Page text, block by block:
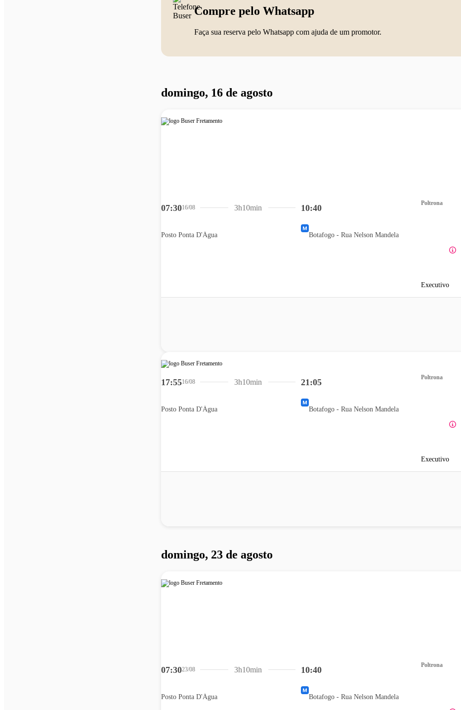
Compre pelo Whatsapp
Faça sua reserva pelo Whatsapp com ajuda de um promotor.
domingo, 16 de agosto
07:3016/08
Posto Ponta D'Água
10:40
Botafogo - Rua Nelson Mandela
3h10min
Poltrona
Executivo
17:5516/08
Posto Ponta D'Água
21:05
Botafogo - Rua Nelson Mandela
3h10min
Poltrona
Executivo
domingo, 23 de agosto
07:3023/08
Posto Ponta D'Água
10:40
Botafogo - Rua Nelson Mandela
3h10min
Poltrona